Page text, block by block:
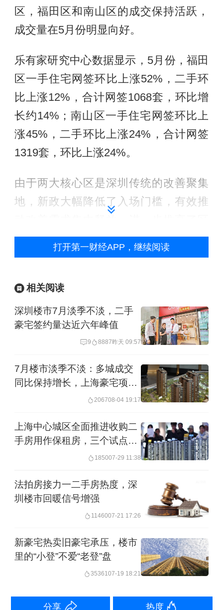
区，福田区和南山区的成交保持活跃，
成交量在5月份明显向好。
乐有家研究中心数据显示，5月份，福田
区一手住宅网签环比上涨52%，二手环
比上涨12%，合计网签1068套，环比增
长约14%；南山区一手住宅网签环比上
涨45%，二手环比上涨24%，合计网签
1319套，环比上涨24%。
由于两大核心区是深圳传统的改善聚集
地，新政大幅降低了入场门槛，有效推
域内高端房源成交占比。
信悦湾、位于宝安区新安街道的深圳观
潮两大豪宅项目在同一天实现开盘即
罄，其中更有一套备案单价达39.86万元/
平方米、总价超2亿元的复式房源成功出
售，刷新全国新房价格天花板，进一步
催热顶豪市场。
场中高总价房源占比的提升。深圳贝壳
研究院数据统计，今年5月深圳1000万以
个百分点，其中南山高端房源复苏势头
领跑全市，1000万以上成交占比高达
24.3%，环比扩大3.2个百分点，相当
于“每卖4套二手房，就有一套千万豪
宅”，成为本轮深圳楼市回暖的标杆区
不只是核心区，整个深圳市场迎来了“红
打开第一财经APP，继续阅读
相关阅读
深圳楼市7月淡季不淡，二手
豪宅签约量达近六年峰值
9 8887昨天 09:57
7月楼市淡季不淡：多城成交
同比保持增长，上海豪宅项目
206708-04 19:17
上海中心城区全面推进收购二
手房用作保租房，三个试点区
185007-29 11:38
法拍房接力一二手房热度，深
圳楼市回暖信号增强
1146007-21 17:26
新豪宅热卖旧豪宅承压，楼市
里的“小登”不爱“老登”盘
3536107-19 18:21
分享 热度